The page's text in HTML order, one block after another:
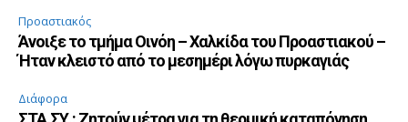
Προαστιακός
Άνοιξε το τμήμα Οινόη – Χαλκίδα του Προαστιακού –
Ήταν κλειστό από το μεσημέρι λόγω πυρκαγιάς
Διάφορα